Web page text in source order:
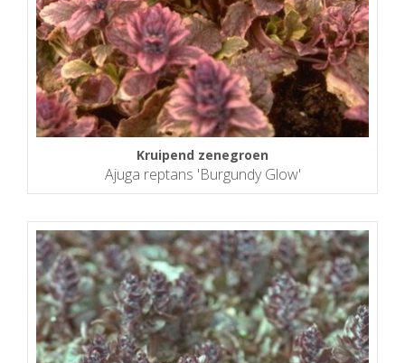
Kruipend zenegroen
Ajuga reptans 'Burgundy Glow'